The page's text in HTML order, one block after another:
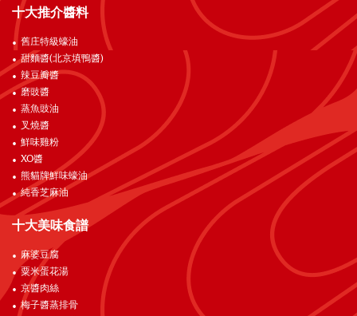
十大推介醬料
舊庄特級蠔油
甜麵醬(北京填鴨醬)
辣豆瓣醬
磨豉醬
蒸魚豉油
叉燒醬
鮮味雞粉
XO醬
熊貓牌鮮味蠔油
純香芝麻油
十大美味食譜
麻婆豆腐
粟米蛋花湯
京醬肉絲
梅子醬蒸排骨